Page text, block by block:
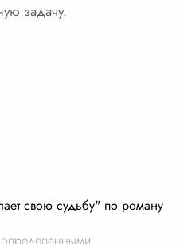
задачу.
свою судьбу" по роману